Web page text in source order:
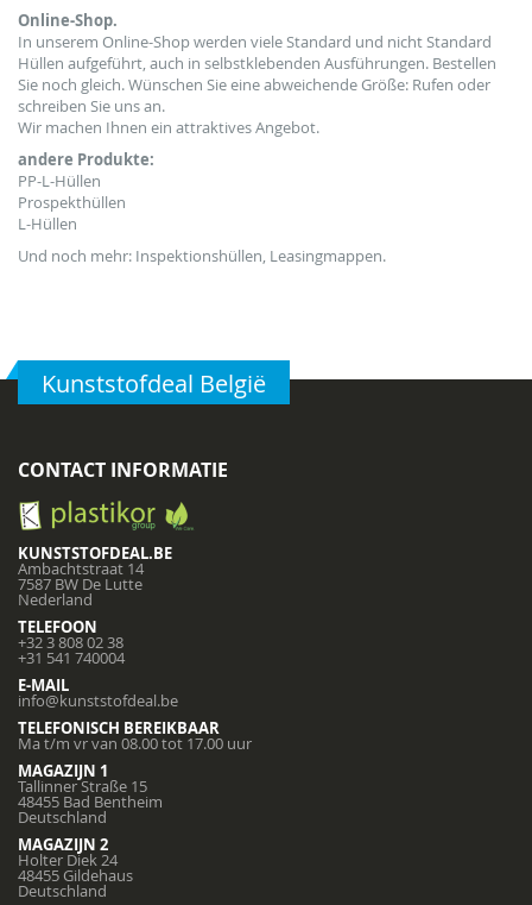
Online-Shop.
In unserem Online-Shop werden viele Standard und nicht Standard
Hüllen aufgeführt, auch in selbstklebenden Ausführungen. Bestellen
Sie noch gleich. Wünschen Sie eine abweichende Größe: Rufen oder
schreiben Sie uns an.
Wir machen Ihnen ein attraktives Angebot.
andere Produkte:
PP-L-Hüllen
Prospekthüllen
L-Hüllen
Und noch mehr: Inspektionshüllen, Leasingmappen.
Kunststofdeal België
CONTACT INFORMATIE
KUNSTSTOFDEAL.BE
Ambachtstraat 14
7587 BW De Lutte
Nederland
TELEFOON
+32 3 808 02 38
+31 541 740004
E-MAIL
info@kunststofdeal.be
TELEFONISCH BEREIKBAAR
Ma t/m vr van 08.00 tot 17.00 uur
MAGAZIJN 1
Tallinner Straße 15
48455 Bad Bentheim
Deutschland
MAGAZIJN 2
Holter Diek 24
48455 Gildehaus
Deutschland